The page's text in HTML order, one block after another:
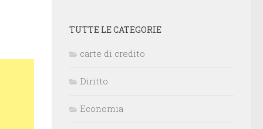
TUTTE LE CATEGORIE
carte di credito
Diritto
Economia